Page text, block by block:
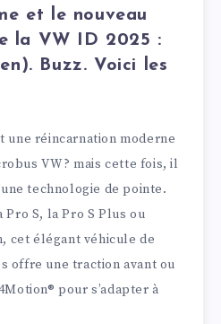
et le nouveau
la VW ID 2025 :
Buzz. Voici les
une réincarnation moderne
VW ? mais cette fois, il
technologie de pointe.
Pro S, la Pro S Plus ou
cet élégant véhicule de
offre une traction avant ou
pour s’adapter à